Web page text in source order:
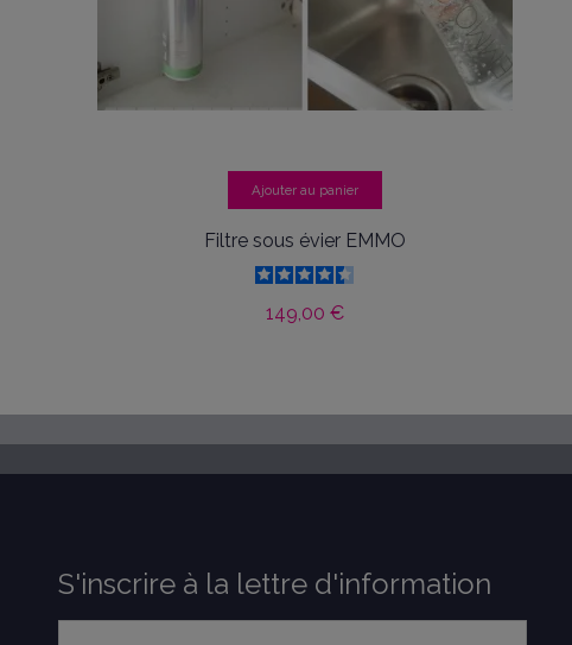
Ajouter au panier
Filtre sous évier EMMO
149,00 €
S'inscrire à la lettre d'information